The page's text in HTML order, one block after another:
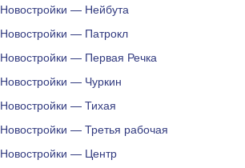
Новостройки — Нейбута
Новостройки — Патрокл
Новостройки — Первая Речка
Новостройки — Чуркин
Новостройки — Тихая
Новостройки — Третья рабочая
Новостройки — Центр